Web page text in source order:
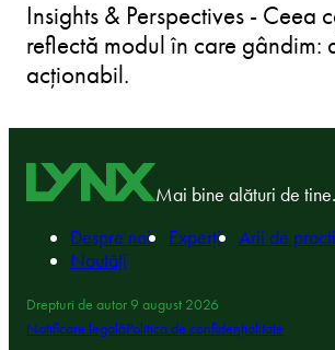
Insights & Perspectives - Ceea
reflectă modul în care gândim:
acționabil.
Mai bine alături de tine.
Despre noi
Experți Arii de
Noutăți
Drepturi de autor 9 august 2026
Notificare legalăPolitica de confidențialitate